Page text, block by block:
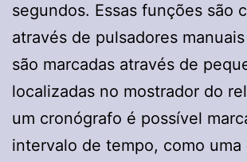
segundos. Essas funções são
através de pulsadores
são marcadas através de
localizadas no mostrador do
um cronógrafo é possível
intervalo de tempo, como uma